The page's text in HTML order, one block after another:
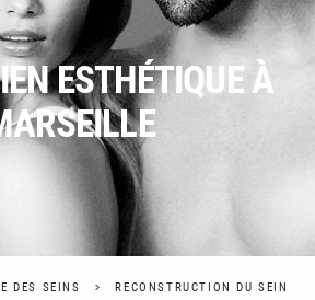
ESTHÉTIQUE À
DES SEINS RECONSTRUCTION DU SEIN